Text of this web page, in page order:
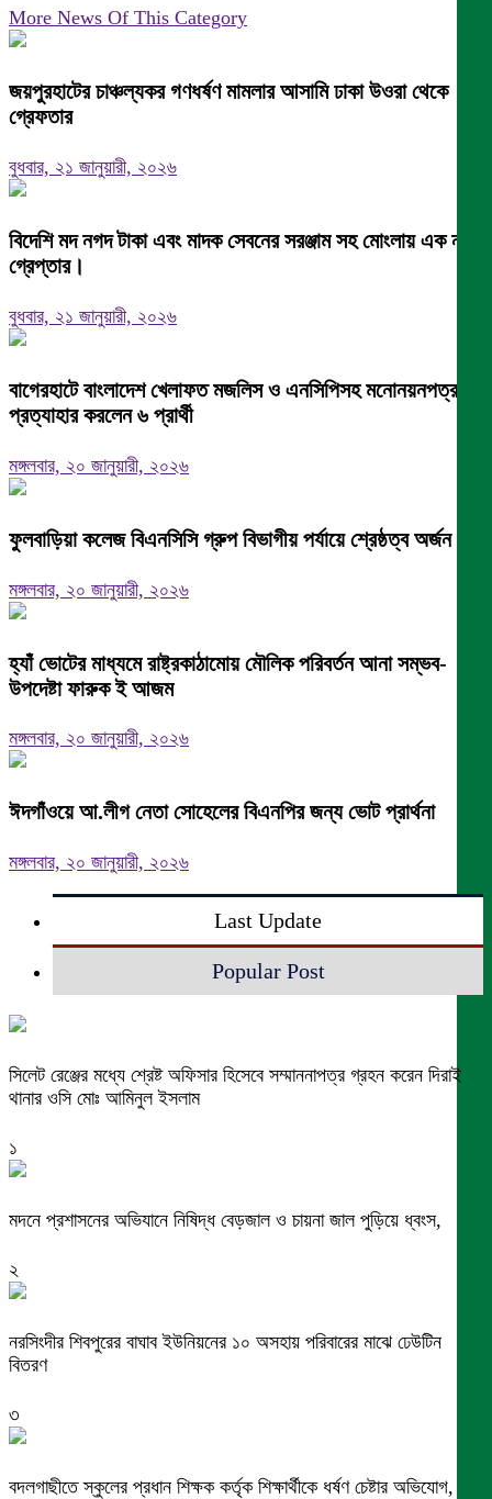
More News Of This Category
জয়পুরহাটের চাঞ্চল্যকর গণধর্ষণ মামলার আসামি ঢাকা উওরা থেকে
গ্রেফতার
বুধবার, ২১ জানুয়ারী, ২০২৬
বিদেশি মদ নগদ টাকা এবং মাদক সেবনের সরঞ্জাম সহ মোংলায় এক নারী
গ্রেপ্তার।
বুধবার, ২১ জানুয়ারী, ২০২৬
বাগেরহাটে বাংলাদেশ খেলাফত মজলিস ও এনসিপিসহ মনোনয়নপত্র
প্রত্যাহার করলেন ৬ প্রার্থী
মঙ্গলবার, ২০ জানুয়ারী, ২০২৬
ফুলবাড়িয়া কলেজ বিএনসিসি গ্রুপ বিভাগীয় পর্যায়ে শ্রেষ্ঠত্ব অর্জন।
মঙ্গলবার, ২০ জানুয়ারী, ২০২৬
হ্যাঁ ভোটের মাধ্যমে রাষ্ট্রকাঠামোয় মৌলিক পরিবর্তন আনা সম্ভব-
উপদেষ্টা ফারুক ই আজম
মঙ্গলবার, ২০ জানুয়ারী, ২০২৬
ঈদগাঁওয়ে আ.লীগ নেতা সোহেলের বিএনপির জন্য ভোট প্রার্থনা
মঙ্গলবার, ২০ জানুয়ারী, ২০২৬
Last Update
Popular Post
সিলেট রেঞ্জের মধ্যে শ্রেষ্ট অফিসার হিসেবে সম্মাননাপত্র গ্রহন করেন দিরাই
থানার ওসি মোঃ আমিনুল ইসলাম
১
মদনে প্রশাসনের অভিযানে নিষিদ্ধ বেড়জাল ও চায়না জাল পুড়িয়ে ধ্বংস,
২
নরসিংদীর শিবপুরের বাঘাব ইউনিয়নের ১০ অসহায় পরিবারের মাঝে ঢেউটিন
বিতরণ
৩
বদলগাছীতে স্কুলের প্রধান শিক্ষক কর্তৃক শিক্ষার্থীকে ধর্ষণ চেষ্টার অভিযোগ,